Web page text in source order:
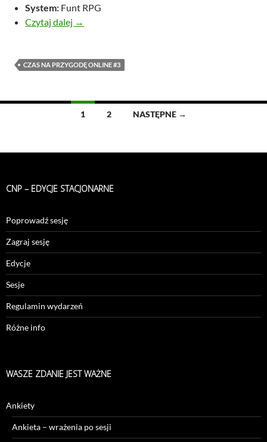
System: Funt RPG
Czytaj dalej
Dawne lata
→
CZAS NA PRZYGODĘ ONLINE #3
wpisach
1 2 NASTĘPNE →
CNP – EDYCJE STACJONARNE
Poprowadź sesję
Zagraj sesję
Edycje
Sesje
Regulamin wydarzeń
Różne info
WASZE ZDANIE JEST WAŻNE
Ankiety
Ankieta – wrażenia po sesji